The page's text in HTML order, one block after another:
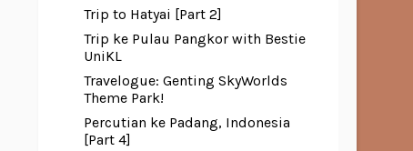
Trip to Hatyai [Part 2]
Trip ke Pulau Pangkor with Bestie
UniKL
Travelogue: Genting SkyWorlds
Theme Park!
Percutian ke Padang, Indonesia
[Part 4]